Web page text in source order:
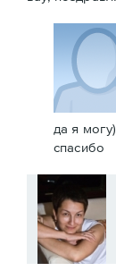
да я могу)
спасибо